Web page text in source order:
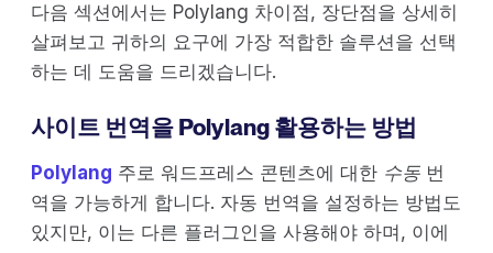
다음 섹션에서는 Polylang 차이점, 장단점을 상세히
살펴보고 귀하의 요구에 가장 적합한 솔루션을 선택
하는 데 도움을 드리겠습니다.
사이트 번역을 Polylang 활용하는 방법
Polylang 주로 워드프레스 콘텐츠에 대한 수동 번
역을 가능하게 합니다. 자동 번역을 설정하는 방법도
있지만, 이는 다른 플러그인을 사용해야 하며, 이에